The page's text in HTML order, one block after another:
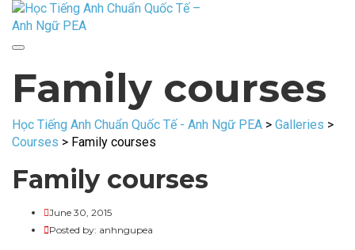
Toggle
navigation
Family courses
Học Tiếng Anh Chuẩn Quốc Tế - Anh Ngữ PEA > Galleries >
Courses > Family courses
Family courses
June 30, 2015
Posted by: anhngupea